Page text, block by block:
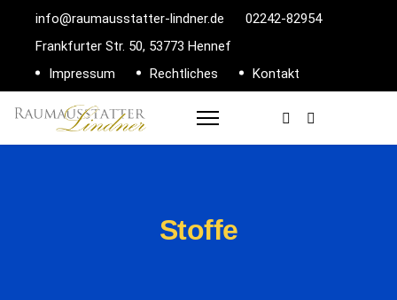
info@raumausstatter-lindner.de
02242-82954
Frankfurter Str. 50, 53773 Hennef
Impressum
Rechtliches Kontakt
Stoffe